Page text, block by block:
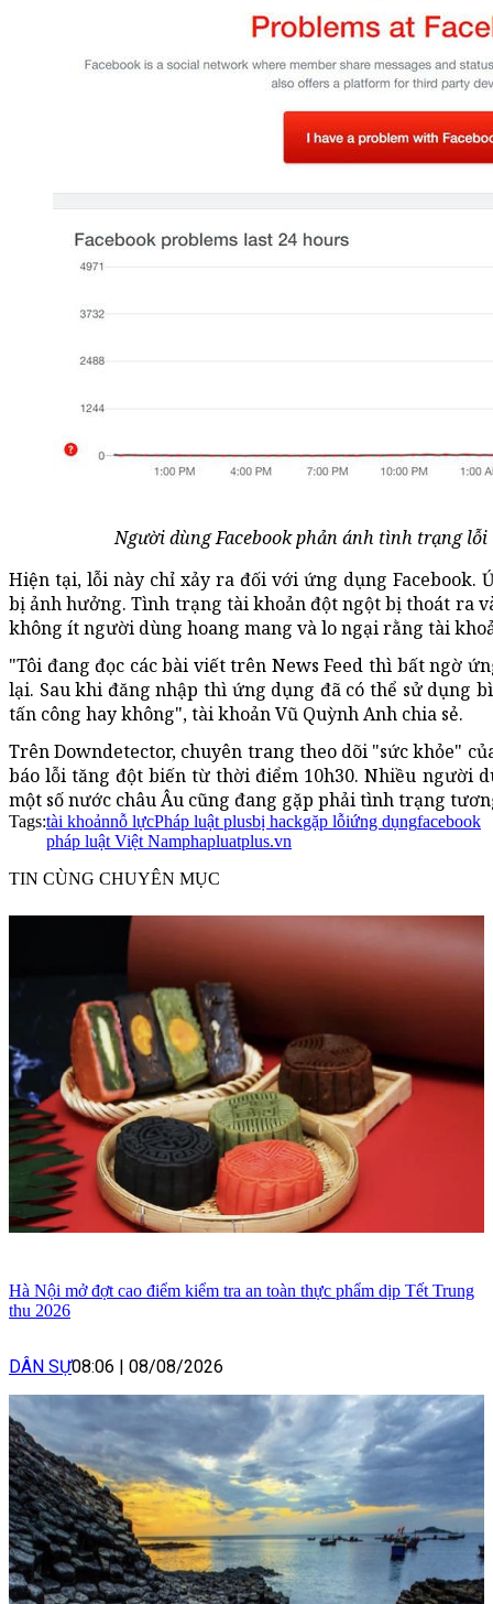
Người dùng Facebook phản ánh tình trạng
Hiện tại, lỗi này chỉ xảy ra đối với ứng dụng Facebook.
bị ảnh hưởng. Tình trạng tài khoản đột ngột bị thoát ra
không ít người dùng hoang mang và lo ngại rằng tài
"Tôi đang đọc các bài viết trên News Feed thì bất ngờ
lại. Sau khi đăng nhập thì ứng dụng đã có thể sử dụng
tấn công hay không", tài khoản Vũ Quỳnh Anh chia sẻ.
Trên Downdetector, chuyên trang theo dõi "sức khỏe"
báo lỗi tăng đột biến từ thời điểm 10h30. Nhiều người
một số nước châu Âu cũng đang gặp phải tình trạng
Tags:tài khoảnnỗ lựcPháp luật plusbị hackgặp lỗiứng dụngfacebook
pháp luật Việt Namphapluatplus.vn
TIN CÙNG CHUYÊN MỤC
Hà Nội mở đợt cao điểm kiểm tra an toàn thực phẩm dịp Tết Trung
thu 2026
DÂN SỰ08:06 08/08/2026